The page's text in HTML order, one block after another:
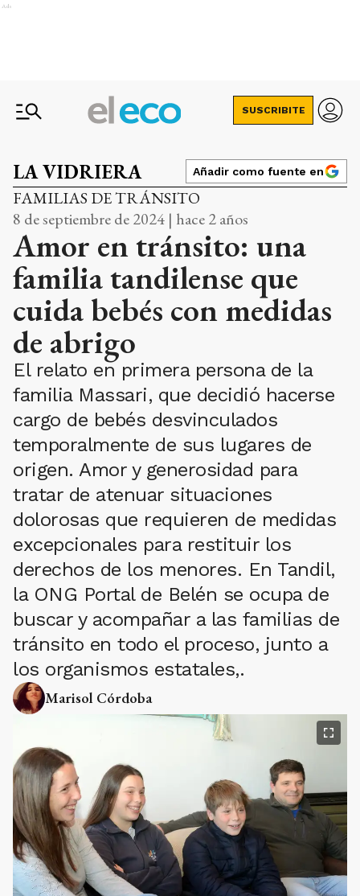
Ads
SUSCRIBITE
LA VIDRIERA Añadir como fuente en
FAMILIAS DE TRÁNSITO
8 de septiembre de 2024 | hace 2 años
Amor en tránsito: una
familia tandilense que
cuida bebés con medidas
de abrigo
El relato en primera persona de la
familia Massari, que decidió hacerse
cargo de bebés desvinculados
temporalmente de sus lugares de
origen. Amor y generosidad para
tratar de atenuar situaciones
dolorosas que requieren de medidas
excepcionales para restituir los
derechos de los menores. En Tandil,
la ONG Portal de Belén se ocupa de
buscar y acompañar a las familias de
tránsito en todo el proceso, junto a
los organismos estatales,.
Marisol Córdoba